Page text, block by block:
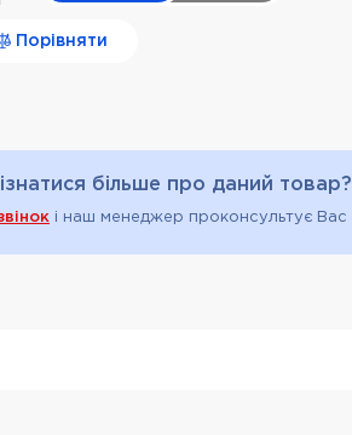
Порівняти
більше про даний товар?
і наш менеджер проконсультує Вас